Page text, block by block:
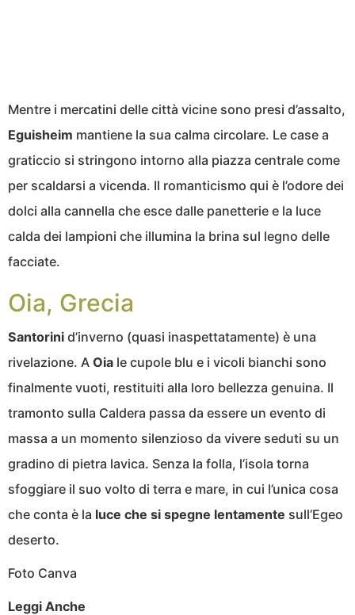
Mentre i mercatini delle città vicine sono presi d’assalto,
Eguisheim mantiene la sua calma circolare. Le case a
graticcio si stringono intorno alla piazza centrale come
per scaldarsi a vicenda. Il romanticismo qui è l’odore dei
dolci alla cannella che esce dalle panetterie e la luce
calda dei lampioni che illumina la brina sul legno delle
facciate.
Oia, Grecia
Santorini d’inverno (quasi inaspettatamente) è una
rivelazione. A Oia le cupole blu e i vicoli bianchi sono
finalmente vuoti, restituiti alla loro bellezza genuina. Il
tramonto sulla Caldera passa da essere un evento di
massa a un momento silenzioso da vivere seduti su un
gradino di pietra lavica. Senza la folla, l’isola torna
sfoggiare il suo volto di terra e mare, in cui l’unica cosa
che conta è la luce che si spegne lentamente sull’Egeo
deserto.
Foto Canva
Leggi Anche